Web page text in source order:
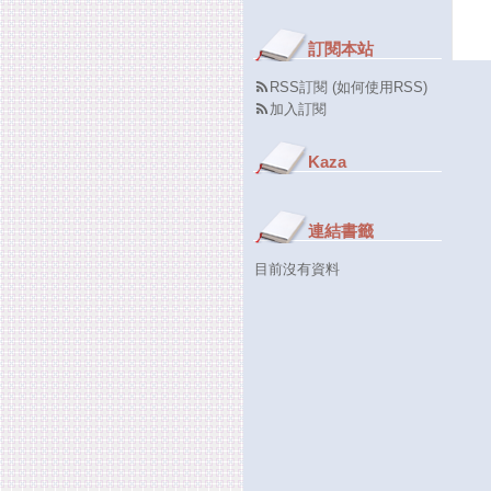
訂閱本站
RSS訂閱 (如何使用RSS)
加入訂閱
Kaza
連結書籤
目前沒有資料